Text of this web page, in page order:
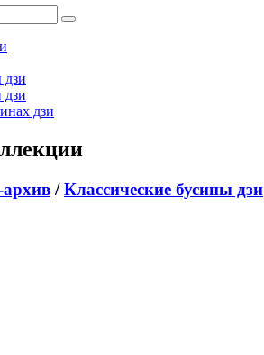
дзи
архив /Классические бусины дзи